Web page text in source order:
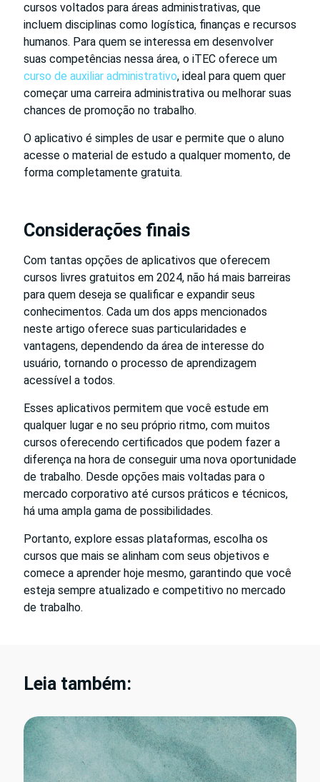
cursos voltados para áreas administrativas, que
incluem disciplinas como logística, finanças e recursos
humanos. Para quem se interessa em desenvolver
suas competências nessa área, o iTEC oferece um
curso de auxiliar administrativo, ideal para quem quer
começar uma carreira administrativa ou melhorar suas
chances de promoção no trabalho.
O aplicativo é simples de usar e permite que o aluno
acesse o material de estudo a qualquer momento, de
forma completamente gratuita.
Considerações finais
Com tantas opções de aplicativos que oferecem
cursos livres gratuitos em 2024, não há mais barreiras
para quem deseja se qualificar e expandir seus
conhecimentos. Cada um dos apps mencionados
neste artigo oferece suas particularidades e
vantagens, dependendo da área de interesse do
usuário, tornando o processo de aprendizagem
acessível a todos.
Esses aplicativos permitem que você estude em
qualquer lugar e no seu próprio ritmo, com muitos
cursos oferecendo certificados que podem fazer a
diferença na hora de conseguir uma nova oportunidade
de trabalho. Desde opções mais voltadas para o
mercado corporativo até cursos práticos e técnicos,
há uma ampla gama de possibilidades.
Portanto, explore essas plataformas, escolha os
cursos que mais se alinham com seus objetivos e
comece a aprender hoje mesmo, garantindo que você
esteja sempre atualizado e competitivo no mercado
de trabalho.
Leia também: